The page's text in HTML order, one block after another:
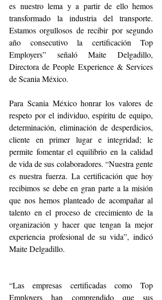
es nuestro lema y a partir de ello hemos
transformado la industria del transporte.
Estamos orgullosos de recibir por segundo
año consecutivo la certificación Top
Employers” señaló Maite Delgadillo,
Directora de People Experience & Services
de Scania México.
Para Scania México honrar los valores de
respeto por el individuo, espíritu de equipo,
determinación, eliminación de desperdicios,
cliente en primer lugar e integridad; le
permite fomentar el equilibrio en la calidad
de vida de sus colaboradores. “Nuestra gente
es nuestra fuerza. La certificación que hoy
recibimos se debe en gran parte a la misión
que nos hemos planteado de acompañar al
talento en el proceso de crecimiento de la
organización y hacer que tengan la mejor
experiencia profesional de su vida”, indicó
Maite Delgadillo.
“Las empresas certificadas como Top
Employers han comprendido que sus